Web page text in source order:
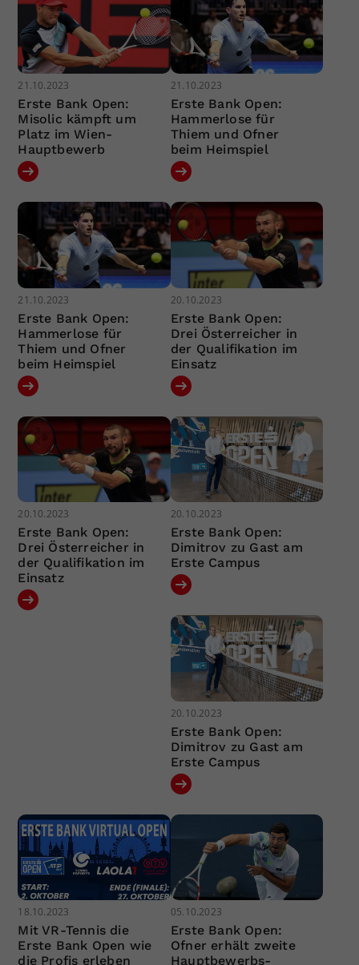
21.10.2023
Erste Bank Open:
Misolic kämpft um
Platz im Wien-
Hauptbewerb
21.10.2023
Erste Bank Open:
Hammerlose für
Thiem und Ofner
beim Heimspiel
21.10.2023
Erste Bank Open:
Hammerlose für
Thiem und Ofner
beim Heimspiel
20.10.2023
Erste Bank Open:
Drei Österreicher in
der Qualifikation im
Einsatz
20.10.2023
Erste Bank Open:
Drei Österreicher in
der Qualifikation im
Einsatz
20.10.2023
Erste Bank Open:
Dimitrov zu Gast am
Erste Campus
20.10.2023
Erste Bank Open:
Dimitrov zu Gast am
Erste Campus
18.10.2023
Mit VR-Tennis die
Erste Bank Open wie
die Profis erleben
05.10.2023
Erste Bank Open:
Ofner erhält zweite
Hauptbewerbs-